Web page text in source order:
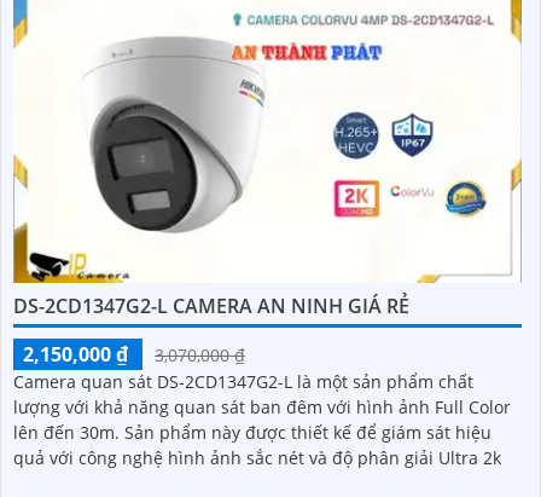
DS-2CD1347G2-L CAMERA AN NINH GIÁ RẺ
2,150,000 ₫
3,070,000 ₫
Camera quan sát DS-2CD1347G2-L là một sản phẩm chất
lượng với khả năng quan sát ban đêm với hình ảnh Full Color
lên đến 30m. Sản phẩm này được thiết kế để giám sát hiệu
quả với công nghệ hình ảnh sắc nét và độ phân giải Ultra 2k